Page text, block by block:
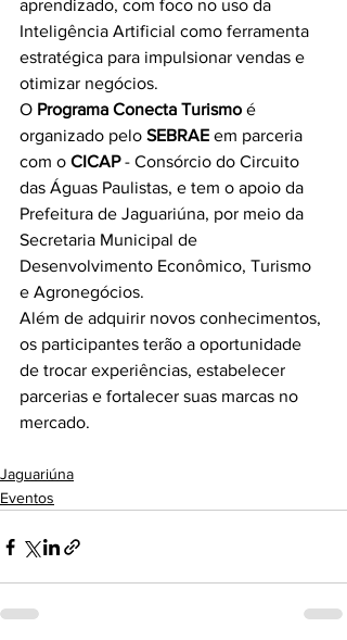
aprendizado, com foco no uso da
Inteligência Artificial como ferramenta
estratégica para impulsionar vendas e
otimizar negócios.
O Programa Conecta Turismo é
organizado pelo SEBRAE em parceria
com o CICAP - Consórcio do Circuito
das Águas Paulistas, e tem o apoio da
Prefeitura de Jaguariúna, por meio da
Secretaria Municipal de
Desenvolvimento Econômico, Turismo
e Agronegócios.
Além de adquirir novos conhecimentos,
os participantes terão a oportunidade
de trocar experiências, estabelecer
parcerias e fortalecer suas marcas no
mercado.
Jaguariúna
Eventos